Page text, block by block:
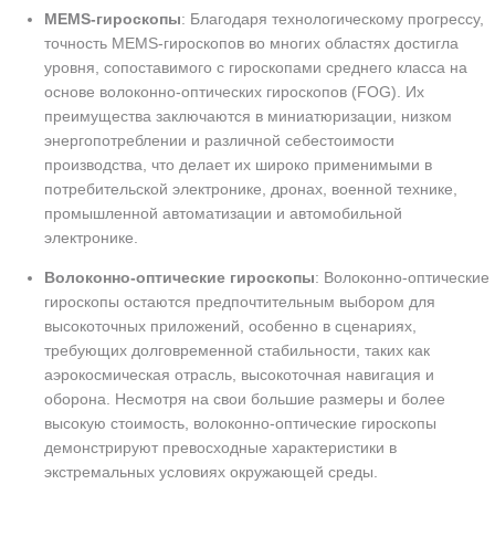
MEMS-гироскопы: Благодаря технологическому прогрессу,
точность MEMS-гироскопов во многих областях достигла
уровня, сопоставимого с гироскопами среднего класса на
основе волоконно-оптических гироскопов (FOG). Их
преимущества заключаются в миниатюризации, низком
энергопотреблении и различной себестоимости
производства, что делает их широко применимыми в
потребительской электронике, дронах, военной технике,
промышленной автоматизации и автомобильной
электронике.
Волоконно-оптические гироскопы: Волоконно-оптические
гироскопы остаются предпочтительным выбором для
высокоточных приложений, особенно в сценариях,
требующих долговременной стабильности, таких как
аэрокосмическая отрасль, высокоточная навигация и
оборона. Несмотря на свои большие размеры и более
высокую стоимость, волоконно-оптические гироскопы
демонстрируют превосходные характеристики в
экстремальных условиях окружающей среды.